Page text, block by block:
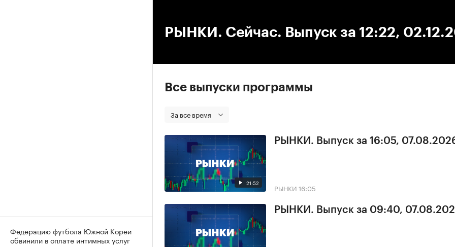
РЫНКИ. Сейчас. Выпуск за 12:22,
Все выпуски программы
За все время
21:52
РЫНКИ. Выпуск за 16:05,
РЫНКИ 16:05
РЫНКИ. Выпуск за 09:40,
Федерацию футбола Южной Кореи
обвинили в оплате интимных услуг